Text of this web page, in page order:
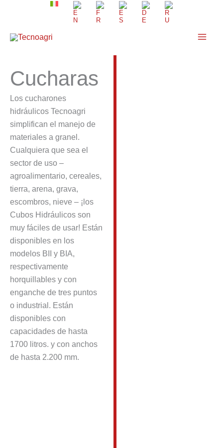
contenido
Cucharas
Los cucharones
hidráulicos Tecnoagri
simplifican el manejo de
materiales a granel.
Cualquiera que sea el
sector de uso –
agroalimentario, cereales,
tierra, arena, grava,
escombros, nieve – ¡los
Cubos Hidráulicos son
muy fáciles de usar! Están
disponibles en los
modelos BII y BIA,
respectivamente
horquillables y con
enganche de tres puntos
o industrial. Están
disponibles con
capacidades de hasta
1700 litros. y con anchos
de hasta 2.200 mm.